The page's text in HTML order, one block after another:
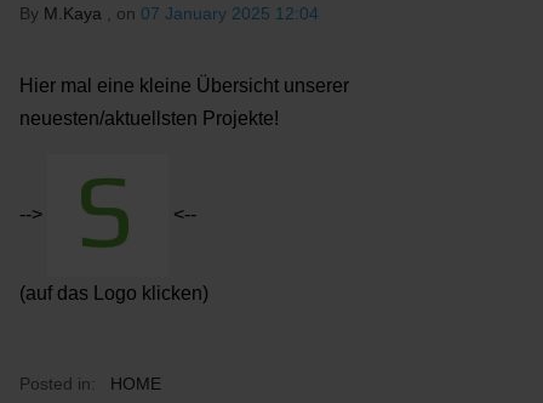
By M.Kaya , on 07 January 2025 12:04
Hier mal eine kleine Übersicht unserer
neuesten/aktuellsten Projekte!
--> <--
(auf das Logo klicken)
Posted in: HOME